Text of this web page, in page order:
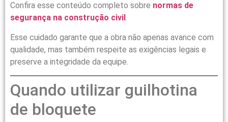
Confira esse conteúdo completo sobre normas de
segurança na construção civil .
Esse cuidado garante que a obra não apenas avance com
qualidade, mas também respeite as exigências legais e
preserve a integridade da equipe.
Quando utilizar guilhotina
de bloquete